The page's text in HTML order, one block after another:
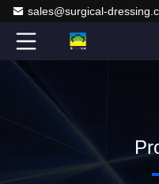
sales@surgical-